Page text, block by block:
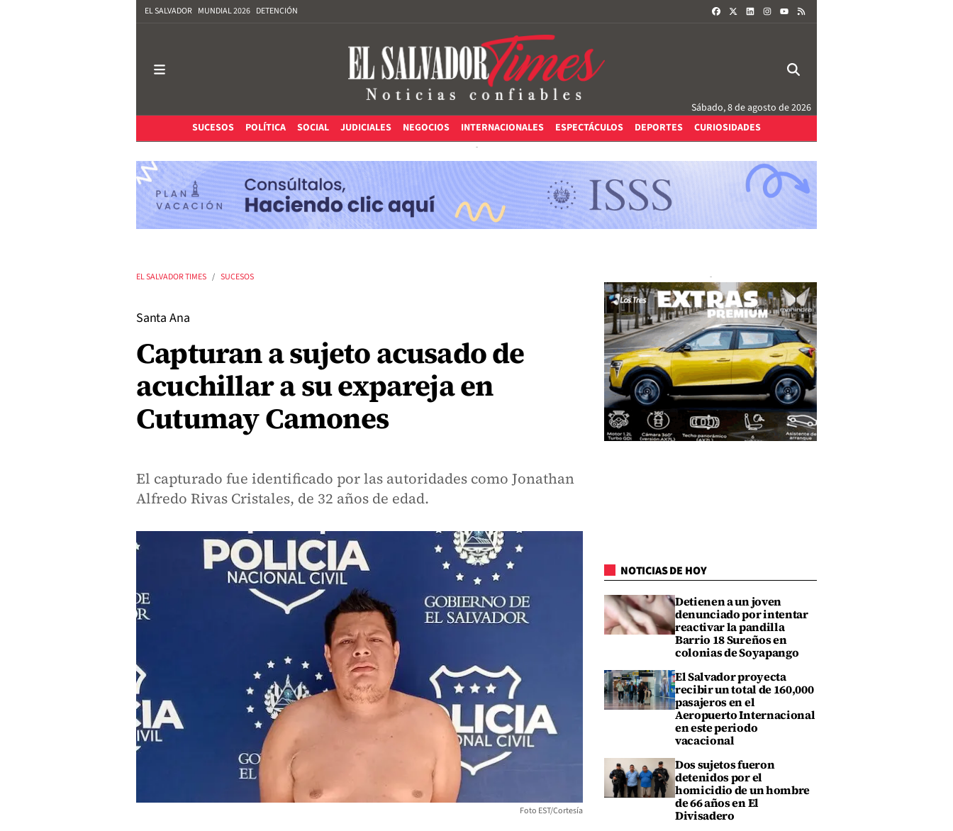
EL SALVADOR MUNDIAL 2026 DETENCIÓN FACEBOOKLINKEDININSTAGRAM
Sábado, 8 de agosto de 2026
SUCESOS
POLÍTICA SOCIAL JUDICIALES NEGOCIOS INTERNACIONALES ESPECTÁCULOS DEPORTES CURIOSIDADES
EL SALVADOR TIMES SUCESOS
Santa Ana
Capturan a sujeto acusado de
acuchillar a su expareja en
Cutumay Camones
El capturado fue identificado por las autoridades como Jonathan
Alfredo Rivas Cristales, de 32 años de edad.
Foto EST/Cortesía
NOTICIAS DE HOY
Detienen a un joven
denunciado por intentar
reactivar la pandilla
Barrio 18 Sureños en
colonias de Soyapango
El Salvador proyecta
recibir un total de 160,000
pasajeros en el
Aeropuerto Internacional
en este periodo
vacacional
Dos sujetos fueron
detenidos por el
homicidio de un hombre
de 66 años en El
Divisadero